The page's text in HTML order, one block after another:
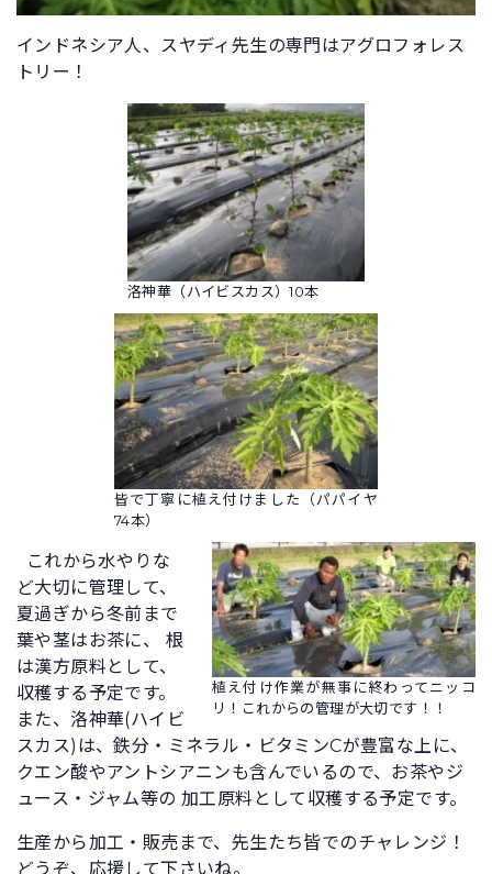
インドネシア人、スヤディ先生の専門はアグロフォレス
トリー！
洛神華（ハイビスカス）10本
皆で丁寧に植え付けました（パパイヤ
74本）
植え付け作業が無事に終わってニッコ
リ！これからの管理が大切です！！
これから水やりな
ど大切に管理して、
夏過ぎから冬前まで
葉や茎はお茶に、 根
は漢方原料として、
収穫する予定です。
また、洛神華(ハイビ
スカス)は、鉄分・ミネラル・ビタミンCが豊富な上に、
クエン酸やアントシアニンも含んでいるので、お茶やジ
ュース・ジャム等の 加工原料として収穫する予定です。
生産から加工・販売まで、先生たち皆でのチャレンジ！
どうぞ、応援して下さいね。